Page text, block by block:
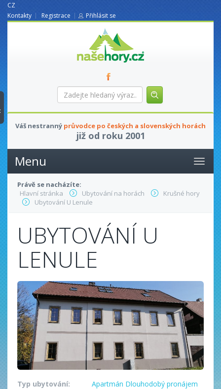
CZ
Kontakty
Registrace Přihlásit se
nasehory.cz
Zadejte
hledaný
Váš nestranný průvodce po českých a slovenských horách
již od roku 2001
Menu
Právě se nacházíte:
Hlavní stránka
Ubytování na horách
Krušné hory
Ubytování U Lenule
UBYTOVÁNÍ U
LENULE
Typ ubytování: Apartmán Dlouhodobý pronájem